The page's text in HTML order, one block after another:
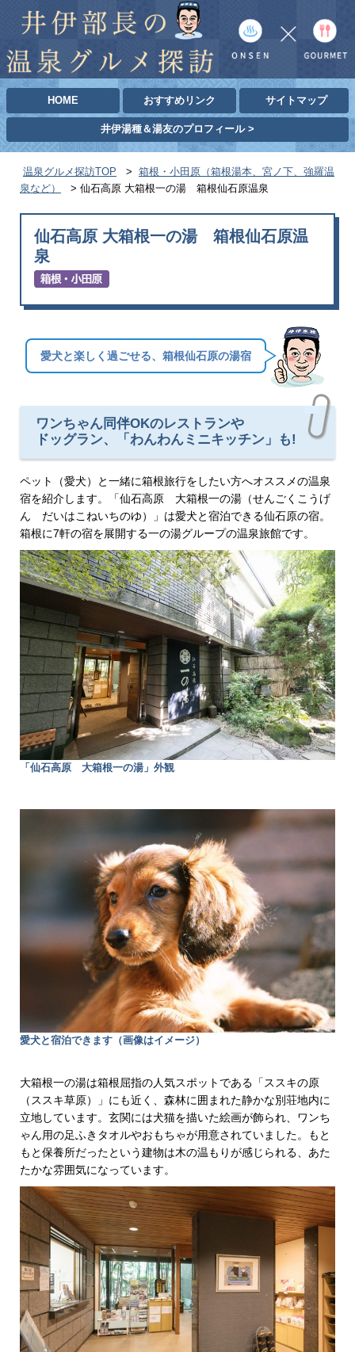
HOME おすすめリンク サイトマップ
井伊湯種＆湯友のプロフィール >
温泉グルメ探訪TOP >
箱根・小田原（箱根湯本、宮ノ下、強羅温
泉など）
> 仙石高原 大箱根一の湯 箱根仙石原温泉
仙石高原 大箱根一の湯 箱根仙石原温
泉
愛犬と楽しく過ごせる、箱根仙石原の湯宿
ワンちゃん同伴OKのレストランや
ドッグラン、「わんわんミニキッチン」も!
ペット（愛犬）と一緒に箱根旅行をしたい方へオススメの温泉
宿を紹介します。「仙石高原 大箱根一の湯（せんごくこうげ
ん だいはこねいちのゆ）」は愛犬と宿泊できる仙石原の宿。
箱根に7軒の宿を展開する一の湯グループの温泉旅館です。
「仙石高原 大箱根一の湯」外観
愛犬と宿泊できます（画像はイメージ）
大箱根一の湯は箱根屈指の人気スポットである「ススキの原
（ススキ草原）」にも近く、森林に囲まれた静かな別荘地内に
立地しています。玄関には犬猫を描いた絵画が飾られ、ワンち
ゃん用の足ふきタオルやおもちゃが用意されていました。もと
もと保養所だったという建物は木の温もりが感じられる、あた
たかな雰囲気になっています。